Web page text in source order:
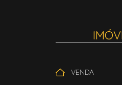
VENDA